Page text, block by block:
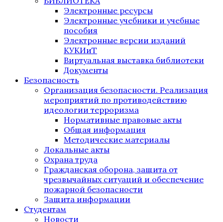
Электронные ресурсы
Электронные учебники и учебные
пособия
Электронные версии изданий
КУКИиТ
Виртуальная выставка библиотеки
Документы
Безопасность
Организация безопасности. Реализация
мероприятий по противодействию
идеологии терроризма
Нормативные правовые акты
Общая информация
Методические материалы
Локальные акты
Охрана труда
Гражданская оборона, защита от
чрезвычайных ситуаций и обеспечение
пожарной безопасности
Защита информации
Студентам
Новости